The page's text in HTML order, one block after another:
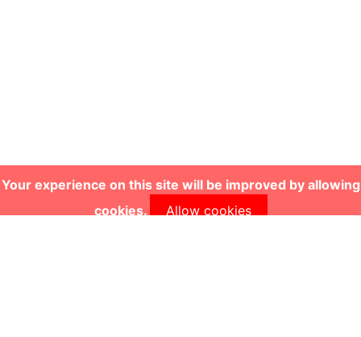
Your experience on this site will be improved by allowing
cookies.
Allow cookies